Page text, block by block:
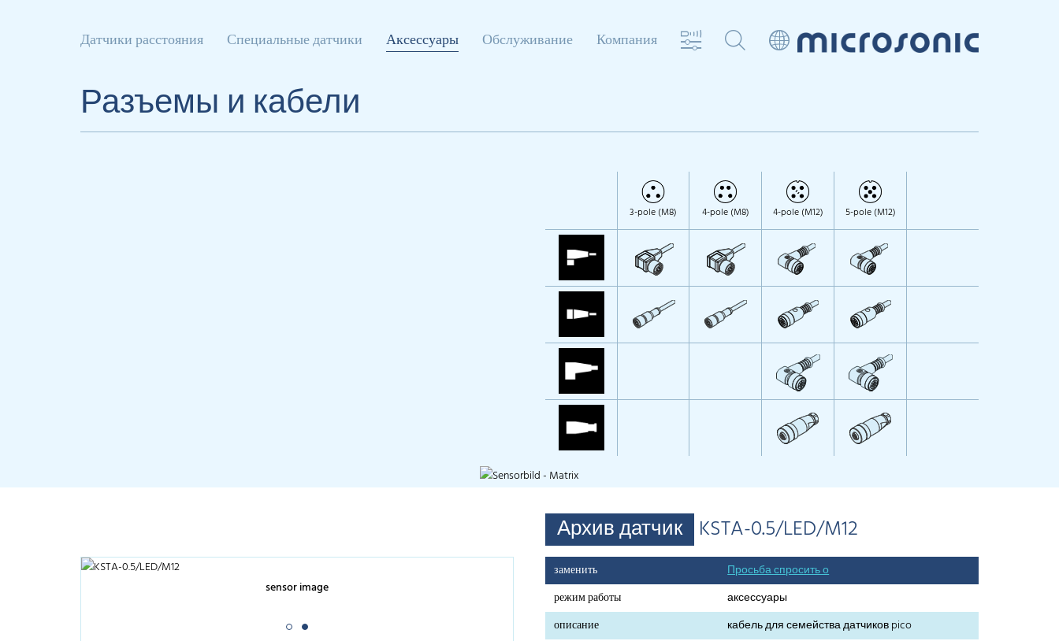
Датчики расстояния Специальные датчики Аксессуары Обслуживание Компания
Разъемы и кабели
3-pole (M8) 4-pole (M8) 4-pole (M12) 5-pole (M12)
Архив датчик KSTA-0.5/LED/M12
sensor image
заменить
Просьба спросить о
режим работы
аксессуары
описание
кабель для семейства датчиков pico